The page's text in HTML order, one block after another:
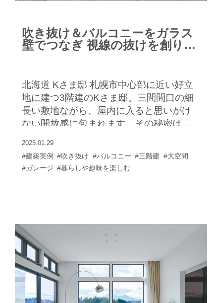
吹き抜け＆バルコニーをガラス
壁でつなぎ 視線の抜けを創り出
北海道 Kさま邸 札幌市中心部に近い好立
地に建つ3階建のKさま邸。三間間口の細
長い敷地ながら、屋内に入ると思いがけ
ない開放感に包まれます。その秘密は層
透明化したプランにありました。 1階にイ
ンナーガレージと洗面・浴室を配置。2階
なっています。透明ガラスの間仕切り壁
を通して視線が縦横に抜けるので、どこ
にいても閉塞感がありません。 たとえば2
階のダイニングにいると視線がバルコニ
ーを介してリビングや戸外へと広がり、3
階の寝室からも吹き抜けを介して階下の
2025.01.29
#建築実例 #吹き抜け #バルコニー #三階建 #大空間
#ガレージ #暮らしや趣味を楽しむ